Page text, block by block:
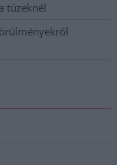
tüzeknél